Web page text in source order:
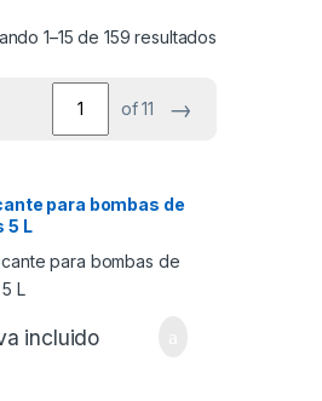
1–15 de 159 resultados
of 11 →
para bombas de
5 L
incluido